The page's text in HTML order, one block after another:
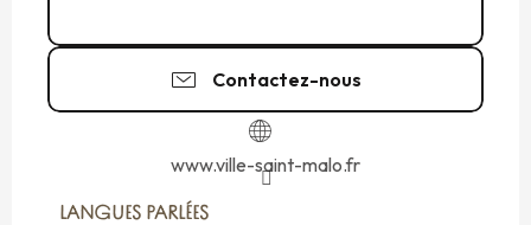
Contactez-nous
www.ville-saint-malo.fr
LANGUES PARLÉES
LANGUES PARLÉES